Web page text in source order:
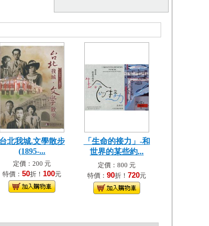
台北我城.文學散步
(1895-...
定價：200 元
特價： 50折！ 100元
「生命的接力」-和
世界的某些約...
定價：800 元
特價： 90折！ 720元